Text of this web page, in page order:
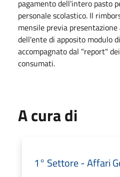
pagamento dell'intero pasto
personale scolastico. Il
mensile previa
dell'ente di apposito modulo
accompagnato dal "report"
consumati.
A cura di
1° Settore - Affari